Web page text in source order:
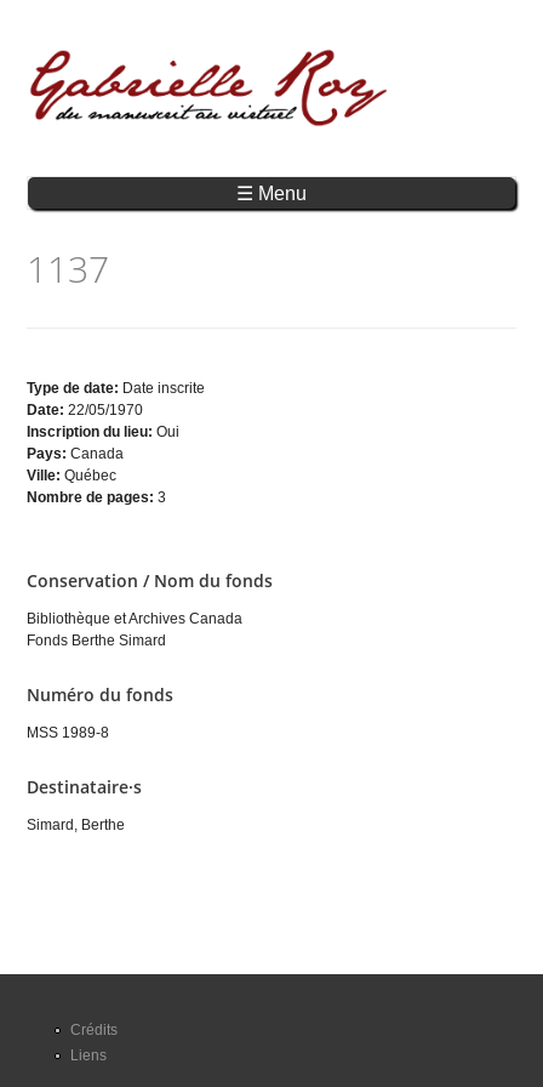
☰ Menu
1137
Type de date: Date inscrite
Date:22/05/1970
Inscription du lieu:Oui
Pays:Canada
Ville:Québec
Nombre de pages:3
Conservation / Nom du fonds
Bibliothèque et Archives Canada
Fonds Berthe Simard
Numéro du fonds
MSS 1989-8
Destinataire·s
Simard, Berthe
Crédits
Liens